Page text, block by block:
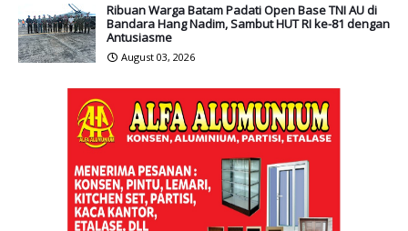
Ribuan Warga Batam Padati Open Base TNI AU di
Bandara Hang Nadim, Sambut HUT RI ke-81 dengan
Antusiasme
August 03, 2026